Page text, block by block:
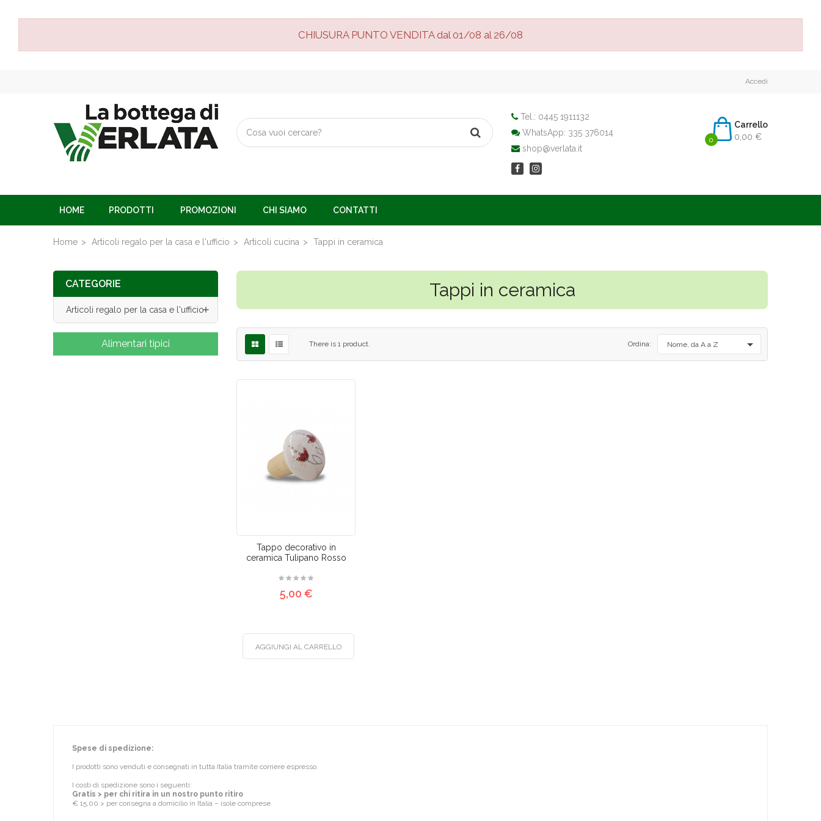
CHIUSURA PUNTO VENDITA dal 01/08 al 26/08
Accedi
Tel.: 0445 1911132
WhatsApp: 335 376014
shop@verlata.it
Carrello
0,00 €
0
HOME PRODOTTI PROMOZIONI CHI SIAMO CONTATTI
Home Articoli regalo per la casa e l'ufficio Articoli cucina Tappi in ceramica
CATEGORIE
Articoli regalo per la casa e l'ufficio
Alimentari tipici
Tappi in ceramica
There is 1 product. Ordina: Nome, da A a Z 
Tappo decorativo in
ceramica Tulipano Rosso
5,00 €
AGGIUNGI AL CARRELLO
Spese di spedizione:
I prodotti sono venduti e consegnati in tutta Italia tramite corriere espresso.
I costi di spedizione sono i seguenti:
Gratis > per chi ritira in un nostro punto ritiro
€ 15,00 > per consegna a domicilio in Italia – isole comprese